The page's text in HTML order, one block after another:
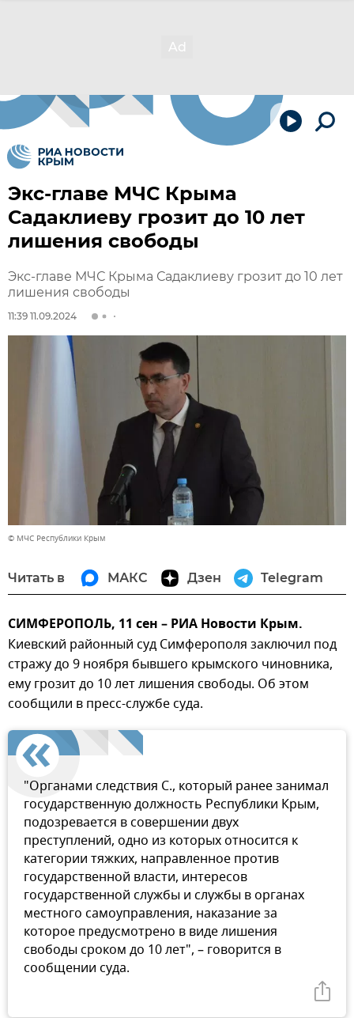
Экс-главе МЧС Крыма
Садаклиеву грозит до 10 лет
лишения свободы
Экс-главе МЧС Крыма Садаклиеву грозит до 10 лет
лишения свободы
11:39 11.09.2024
© МЧС Республики Крым
Читать в МАКС Дзен Telegram
СИМФЕРОПОЛЬ, 11 сен – РИА Новости Крым.
Киевский районный суд Симферополя заключил под
стражу до 9 ноября бывшего крымского чиновника,
ему грозит до 10 лет лишения свободы. Об этом
сообщили в пресс-службе суда.
"Органами следствия С., который ранее занимал
государственную должность Республики Крым,
подозревается в совершении двух
преступлений, одно из которых относится к
категории тяжких, направленное против
государственной власти, интересов
государственной службы и службы в органах
местного самоуправления, наказание за
которое предусмотрено в виде лишения
свободы сроком до 10 лет", – говорится в
сообщении суда.